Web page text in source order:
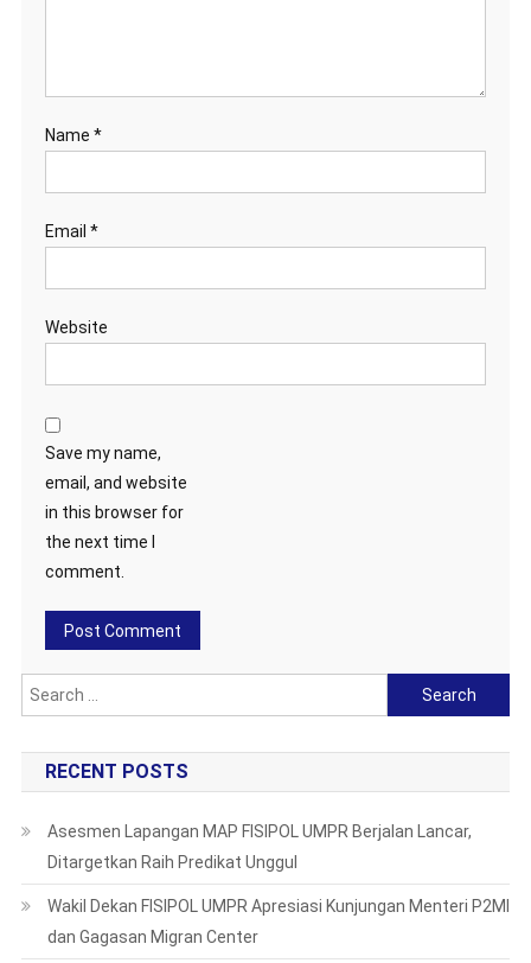
Name *
Email *
Website
Save my name,
email, and website
in this browser for
the next time I
comment.
Search
for:
RECENT POSTS
Asesmen Lapangan MAP FISIPOL UMPR Berjalan Lancar,
Ditargetkan Raih Predikat Unggul
Wakil Dekan FISIPOL UMPR Apresiasi Kunjungan Menteri P2MI
dan Gagasan Migran Center